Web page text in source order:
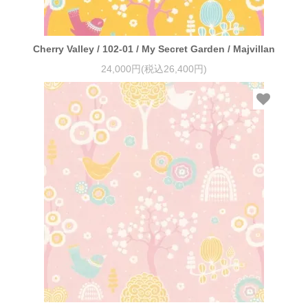
Cherry Valley / 102-01 / My Secret Garden / Majvillan
24,000円(税込26,400円)